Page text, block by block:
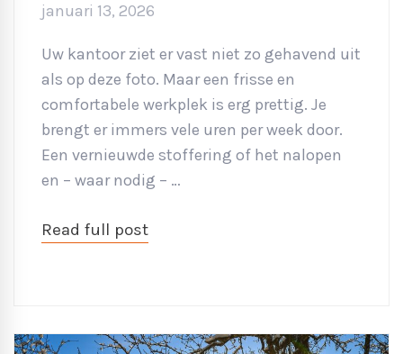
januari 13, 2026
Uw kantoor ziet er vast niet zo gehavend uit
als op deze foto. Maar een frisse en
comfortabele werkplek is erg prettig. Je
brengt er immers vele uren per week door.
Een vernieuwde stoffering of het nalopen
en – waar nodig – …
Read full post